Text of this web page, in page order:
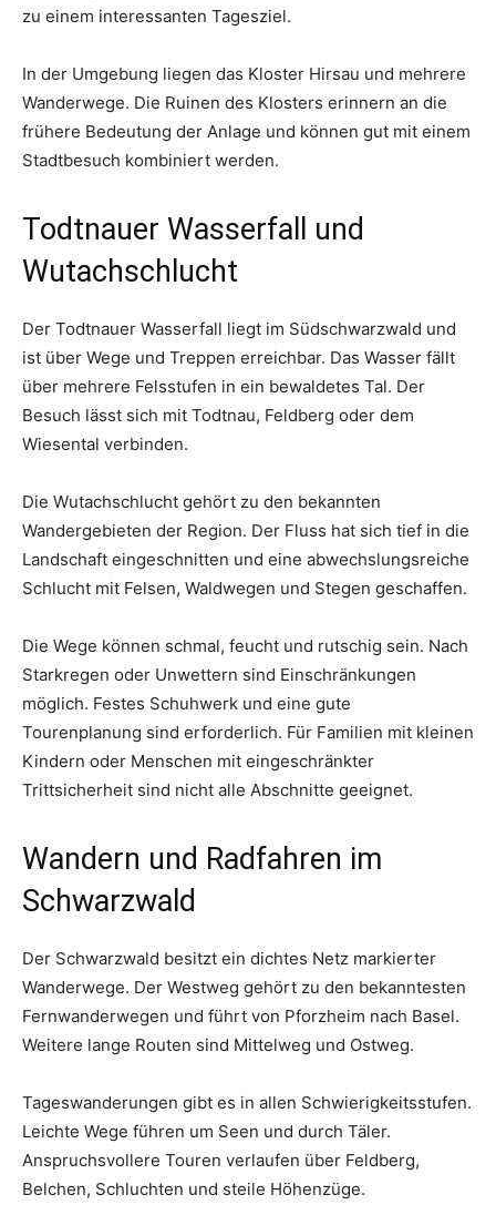
zu einem interessanten Tagesziel.
In der Umgebung liegen das Kloster Hirsau und mehrere
Wanderwege. Die Ruinen des Klosters erinnern an die
frühere Bedeutung der Anlage und können gut mit einem
Stadtbesuch kombiniert werden.
Todtnauer Wasserfall und
Wutachschlucht
Der Todtnauer Wasserfall liegt im Südschwarzwald und
ist über Wege und Treppen erreichbar. Das Wasser fällt
über mehrere Felsstufen in ein bewaldetes Tal. Der
Besuch lässt sich mit Todtnau, Feldberg oder dem
Wiesental verbinden.
Die Wutachschlucht gehört zu den bekannten
Wandergebieten der Region. Der Fluss hat sich tief in die
Landschaft eingeschnitten und eine abwechslungsreiche
Schlucht mit Felsen, Waldwegen und Stegen geschaffen.
Die Wege können schmal, feucht und rutschig sein. Nach
Starkregen oder Unwettern sind Einschränkungen
möglich. Festes Schuhwerk und eine gute
Tourenplanung sind erforderlich. Für Familien mit kleinen
Kindern oder Menschen mit eingeschränkter
Trittsicherheit sind nicht alle Abschnitte geeignet.
Wandern und Radfahren im
Schwarzwald
Der Schwarzwald besitzt ein dichtes Netz markierter
Wanderwege. Der Westweg gehört zu den bekanntesten
Fernwanderwegen und führt von Pforzheim nach Basel.
Weitere lange Routen sind Mittelweg und Ostweg.
Tageswanderungen gibt es in allen Schwierigkeitsstufen.
Leichte Wege führen um Seen und durch Täler.
Anspruchsvollere Touren verlaufen über Feldberg,
Belchen, Schluchten und steile Höhenzüge.